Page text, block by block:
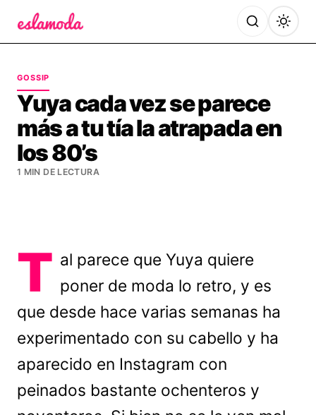
GOSSIP
Yuya cada vez se parece
más a tu tía la atrapada en
los 80’s
1 MIN DE LECTURA
T al parece que Yuya quiere
poner de moda lo retro, y es
que desde hace varias semanas ha
experimentado con su cabello y ha
aparecido en Instagram con
peinados bastante ochenteros y